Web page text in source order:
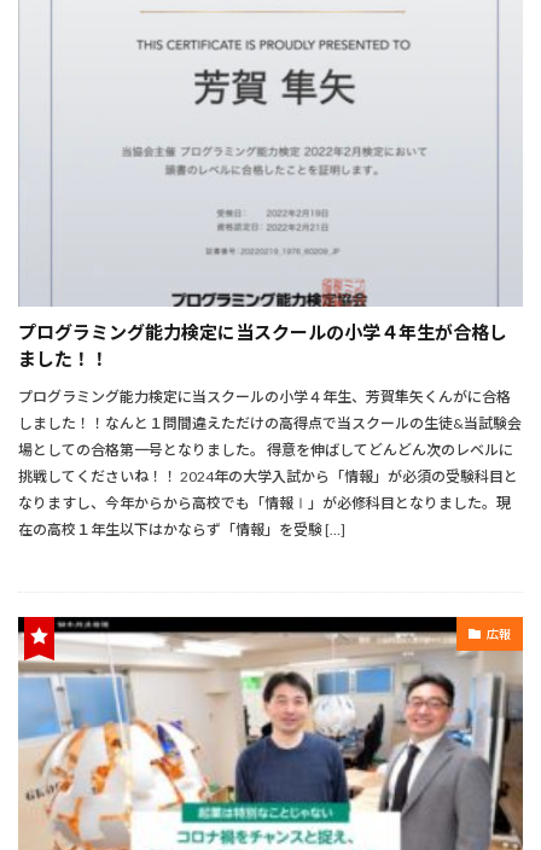
プログラミング能力検定に当スクールの小学４年生が合格し
ました！！
プログラミング能力検定に当スクールの小学４年生、芳賀隼矢くんがに合格
しました！！なんと１問間違えただけの高得点で当スクールの生徒&当試験会
場としての合格第一号となりました。 得意を伸ばしてどんどん次のレベルに
挑戦してくださいね！！ 2024年の大学入試から「情報」が必須の受験科目と
なりますし、今年からから高校でも「情報Ⅰ」が必修科目となりました。現
在の高校１年生以下はかならず「情報」を受験 […]
広報